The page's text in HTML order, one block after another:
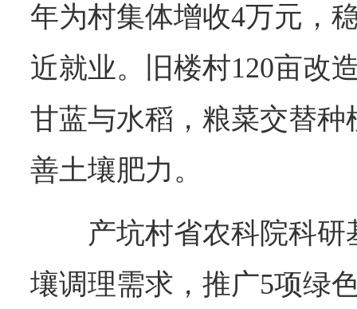
年为村集体增收4万元，
近就业。旧楼村120亩改
甘蓝与水稻，粮菜交替
善土壤肥力。
产坑村省农科院科
壤调理需求，推广5项绿